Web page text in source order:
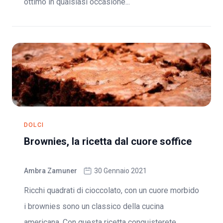
DOLCI
Brownies, la ricetta dal cuore soffice
Ambra Zamuner 30 Gennaio 2021
Ricchi quadrati di cioccolato, con un cuore morbido
i brownies sono un classico della cucina